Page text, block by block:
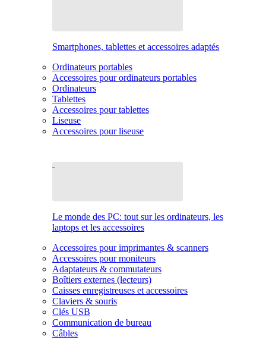
Smartphones, tablettes et accessoires adaptés
Ordinateurs portables
Accessoires pour ordinateurs portables
Ordinateurs
Tablettes
Accessoires pour tablettes
Liseuse
Accessoires pour liseuse
Le monde des PC: tout sur les ordinateurs, les
laptops et les accessoires
Accessoires pour imprimantes & scanners
Accessoires pour moniteurs
Adaptateurs & commutateurs
Boîtiers externes (lecteurs)
Caisses enregistreuses et accessoires
Claviers & souris
Clés USB
Communication de bureau
Câbles